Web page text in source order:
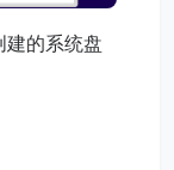
建的系统盘